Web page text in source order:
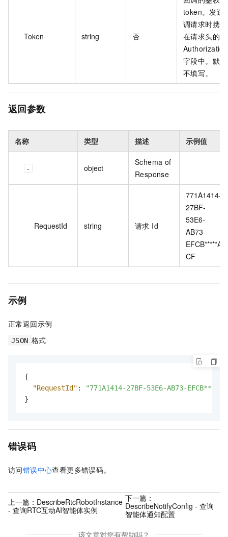
Token string 否
token。发送
调请求时携带
在请求头的
Authorization
字段中。默认
不填写。
返回参数
名称 类型 描述 示例值
object
Schema of
Response
RequestId string 请求 Id
771A1414-
27BF-
53E6-
AB73-
EFCB*****A
CF
示例
正常返回示例
JSON 格式
{
"RequestId" :
"771A1414-27BF-53E6-AB73-
}
错误码
访问错误中心查看更多错误码。
上一篇： DescribeRtcRobotInstance
- 查询RTC互动AI智能体实例
下一篇：
DescribeNotifyConfig - 查询
智能体通知配置
该文章对您有帮助吗？